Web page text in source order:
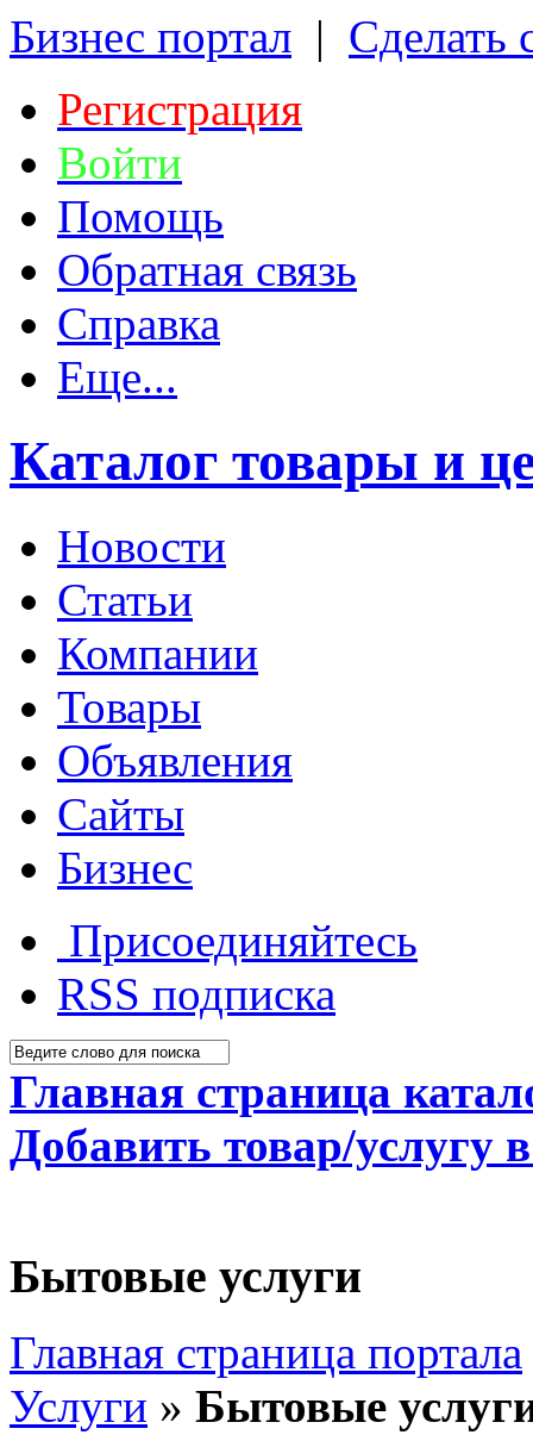
Бизнес портал | Сделать
Регистрация
Войти
Помощь
Обратная связь
Справка
Еще...
Каталог товары и
Новости
Статьи
Компании
Товары
Объявления
Сайты
Бизнес
Присоединяйтесь
RSS подписка
Главная страница
Добавить товар/услугу
Бытовые услуги
Главная страница портала
Услуги » Бытовые